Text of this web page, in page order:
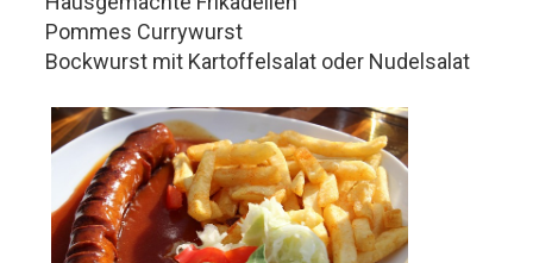
Pommes Currywurst
Bockwurst mit Kartoffelsalat oder Nudelsalat